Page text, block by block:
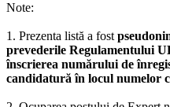
Note:
1. Prezenta listă a fost
prevederile Regulamentului
înscrierea numărului de
candidatură în locul numelor